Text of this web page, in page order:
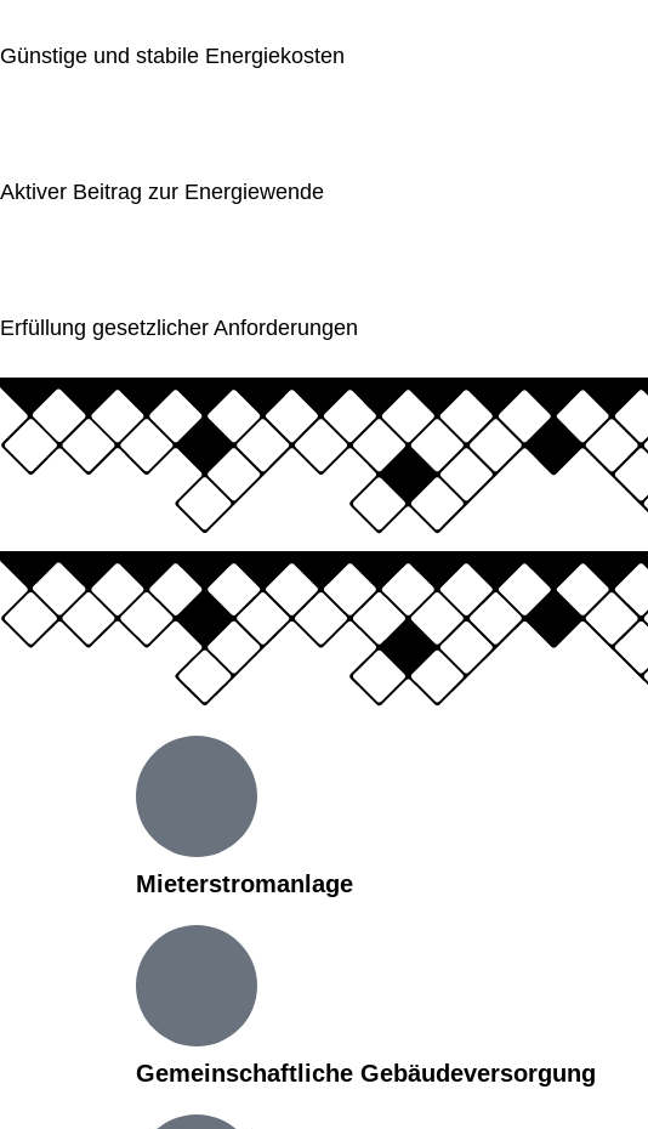
Günstige und stabile Energiekosten
Aktiver Beitrag zur Energiewende
Erfüllung gesetzlicher Anforderungen
Mieterstromanlage
Gemeinschaftliche Gebäudeversorgung